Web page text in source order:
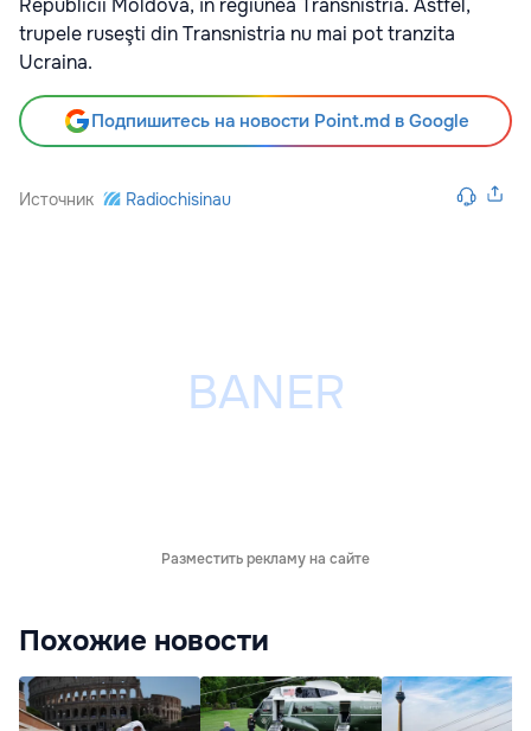
Republicii Moldova, în regiunea Transnistria. Astfel,
trupele ruseşti din Transnistria nu mai pot tranzita
Ucraina.
Подпишитесь на новости Point.md в Google
Источник Radiochisinau
Разместить рекламу на сайте
Похожие новости